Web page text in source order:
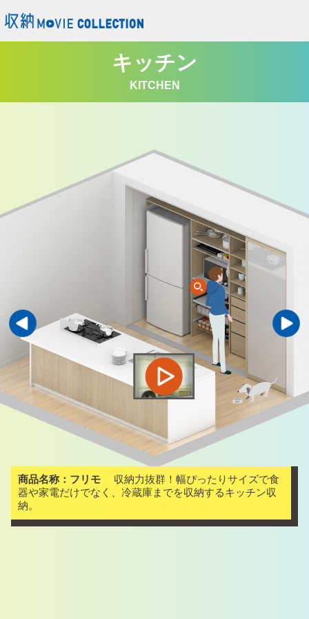
キッチン
KITCHEN
商品名称：フリモ
収納力抜群！幅ぴったりサイズで食
器や家電だけでなく、冷蔵庫までを収納するキッチン収
納。